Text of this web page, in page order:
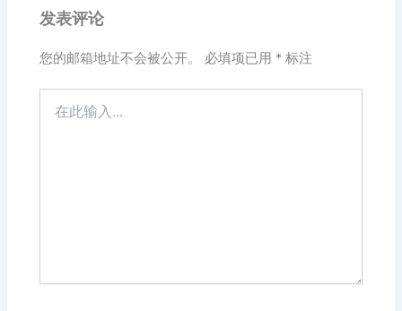
发表评论
您的邮箱地址不会被公开。 必填项已用 * 标注